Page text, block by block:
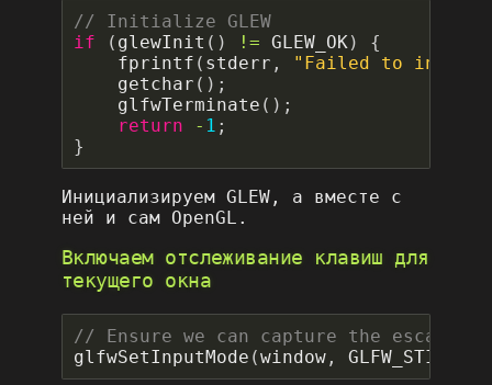
if
( glewInit () != GLEW_OK )
{
fprintf ( stderr ,
"Failed to
getchar ();
glfwTerminate ();
return
- 1 ;
}
Инициализируем GLEW, а вместе с
ней и сам OpenGL.
Включаем отслеживание клавиш для
текущего окна
glfwSetInputMode (window ,